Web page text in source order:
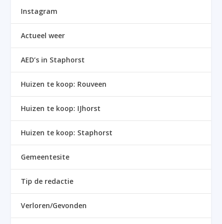
Instagram
Actueel weer
AED’s in Staphorst
Huizen te koop: Rouveen
Huizen te koop: IJhorst
Huizen te koop: Staphorst
Gemeentesite
Tip de redactie
Verloren/Gevonden